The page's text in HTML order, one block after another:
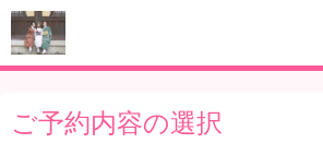
ご予約内容の選択